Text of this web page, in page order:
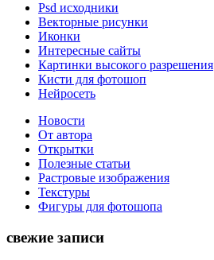
Psd исходники
Векторные рисунки
Иконки
Интересные сайты
Картинки высокого разрешения
Кисти для фотошоп
Нейросеть
Новости
От автора
Открытки
Полезные статьи
Растровые изображения
Текстуры
Фигуры для фотошопа
свежие записи